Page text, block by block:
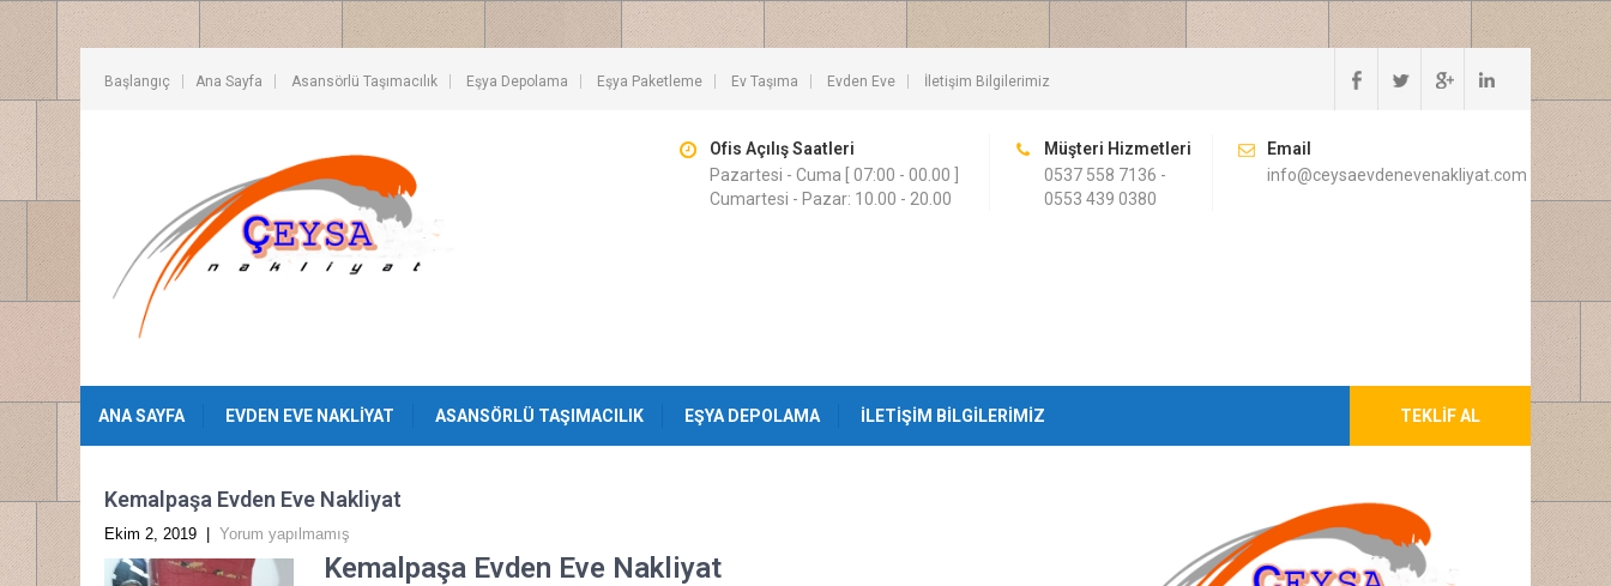
Başlangıç Ana Sayfa Asansörlü Taşımacılık Eşya Depolama Eşya Paketleme Ev Taşıma Evden Eve İletişim Bilgilerimiz
Ofis Açılış Saatleri
Pazartesi - Cuma [ 07:00 - 00.00 ]
Cumartesi - Pazar: 10.00 - 20.00
Müşteri Hizmetleri
0537 558 7136 -
0553 439 0380
Email
info@ceysaevdenevenakliyat.com
ANA SAYFA EVDEN EVE NAKLIYAT ASANSÖRLÜ TAŞIMACILIK EŞYA DEPOLAMA İLETIŞIM BILGILERIMIZ TEKLIF AL
Kemalpaşa Evden Eve Nakliyat
Ekim 2, 2019 | Yorum yapılmamış
Kemalpaşa Evden Eve Nakliyat